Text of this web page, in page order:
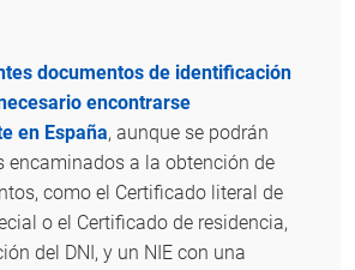
documentos de identificación
encontrarse
en España, aunque se podrán
encaminados a la obtención de
como el Certificado literal de
o el Certificado de residencia,
del DNI, y un NIE con una